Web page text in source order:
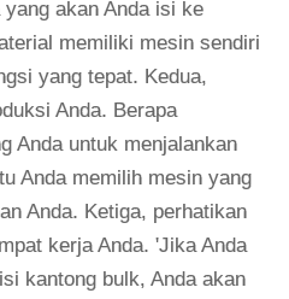
akan Anda isi ke
memiliki mesin sendiri
yang tepat. Kedua,
Anda. Berapa
Anda untuk menjalankan
Anda memilih mesin yang
Anda. Ketiga, perhatikan
kerja Anda. 'Jika Anda
kantong bulk, Anda akan